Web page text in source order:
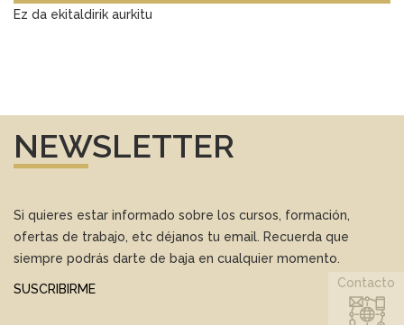
Ez da ekitaldirik aurkitu
NEWSLETTER
Si quieres estar informado sobre los cursos, formación,
ofertas de trabajo, etc déjanos tu email. Recuerda que
siempre podrás darte de baja en cualquier momento.
SUSCRIBIRME Contacto